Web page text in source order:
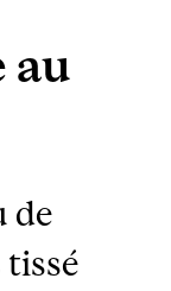
au
de